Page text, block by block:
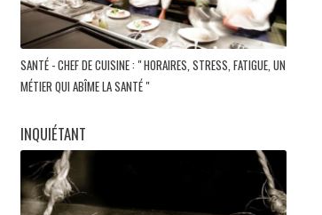
SANTÉ - CHEF DE CUISINE : " HORAIRES, STRESS, FATIGUE, UN
MÉTIER QUI ABÎME LA SANTÉ "
INQUIÉTANT